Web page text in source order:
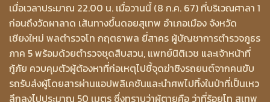
เมื่อเวลาประมาณ 22.00 น. เมื่อวานนี้ (8 ก.ค. 67) ที่บริเวณศาลา 1
ก่อนถึงวัดผาลาด เส้นทางขึ้นดอยสุเทพ อำเภอเมือง จังหวัด
เชียงใหม่ พลตำรวจโท กฤตธาพล ยี่สาคร ผู้บัญชาการตำรวจภูธร
ภาค 5 พร้อมด้วยตำรวจชุดสืบสวน, แพทย์นิติเวช และเจ้าหน้าที่
กู้ภัย ควบคุมตัวผู้ต้องหาที่ก่อเหตุไปชี้จุดฆ่าชิงรถยนต์จากคนขับ
รถรับส่งผู้โดยสารผ่านแอปพลิเคชันและนำศพไปทิ้งในป่าที่เป็นเหว
ลึกลงไปประมาณ 50 เมตร ซึ่งทราบว่าผู้ตายคือ ว่าที่ร้อยโท สุเทพ